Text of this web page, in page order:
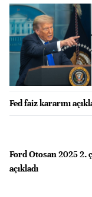
Fed faiz kararını
Ford Otosan 2025 2.
açıkladı